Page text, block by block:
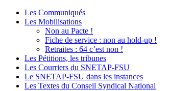
Les Communiqués
Les Mobilisations
Non au Pacte !
Fiche de service : non au hold-up !
Retraites : 64 c’est non !
Les Pétitions, les tribunes
Les Courriers du SNETAP-FSU
Le SNETAP-FSU dans les instances
Les Textes du Conseil Syndical National